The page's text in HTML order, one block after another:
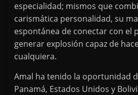
especialidad; mismos que
carismática personalidad, su
espontánea de conectar con el
generar explosión capaz de
cualquiera.
Amal ha tenido la oportunidad
Panamá, Estados Unidos y